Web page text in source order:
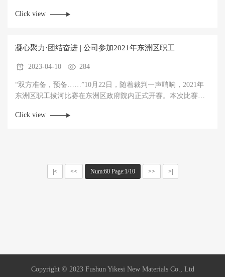
司，代表集团为获奖者颁发了奖品，并带来了集团副总裁向坤
人事迹和敬业精神激励着更多人向他学习。
Click view
凝心聚力·团结奋进 | 公司参加2021年东洲区职工
2023-04-10 284
“双方准备，预备……”10月22日，随着裁判一声哨响，2021年
东洲区职工拔河比赛在东洲区政府院内正式开赛。本次比赛共
15名队员。公司通过选拔推荐，最终挑选出十五位兼具力量与
Click view
|< << Num:60 Page:1/10 >> >|
Copyright © 2023 Fushun Yikesi New Materials Co., Ltd